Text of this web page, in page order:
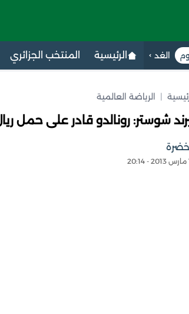
الغد الرئيسية المنتخب الجزائري
| الرياضة العالمية
شوستر: رونالدو قادر على حمل